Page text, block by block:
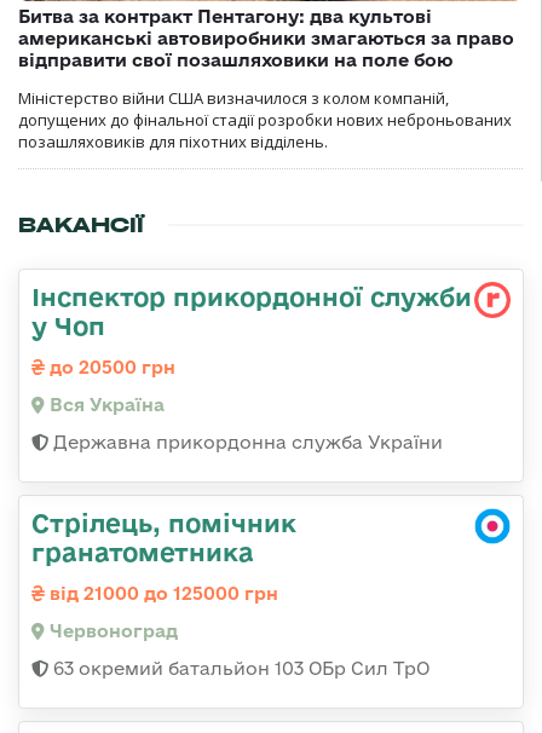
Битва за контракт Пентагону: два культові
американські автовиробники змагаються за право
відправити свої позашляховики на поле бою
Міністерство війни США визначилося з колом компаній,
допущених до фінальної стадії розробки нових неброньованих
позашляховиків для піхотних відділень.
ВАКАНСІЇ
Інспектор прикордонної служби
у Чоп
до 20500 грн
Вся Україна
Державна прикордонна служба України
Стрілець, помічник
гранатометника
від 21000 до 125000 грн
Червоноград
63 окремий батальйон 103 ОБр Сил ТрО